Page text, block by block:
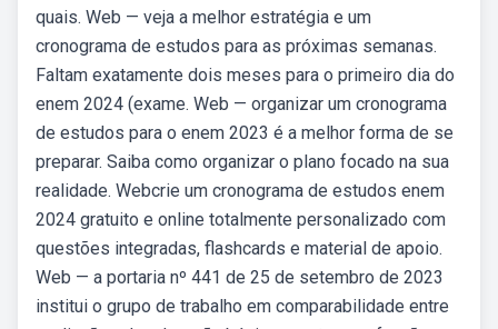
quais. Web — veja a melhor estratégia e um
cronograma de estudos para as próximas semanas.
Faltam exatamente dois meses para o primeiro dia do
enem 2024 (exame. Web — organizar um cronograma
de estudos para o enem 2023 é a melhor forma de se
preparar. Saiba como organizar o plano focado na sua
realidade. Webcrie um cronograma de estudos enem
2024 gratuito e online totalmente personalizado com
questões integradas, flashcards e material de apoio.
Web — a portaria nº 441 de 25 de setembro de 2023
institui o grupo de trabalho em comparabilidade entre